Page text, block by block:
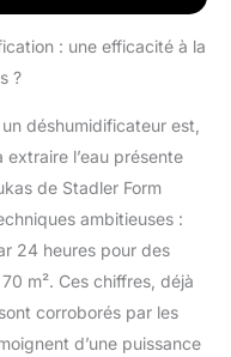
le salon de
LINGE
à sa fonction
de manière
humide en un
ET DISCRET :
inaperçu, il
1 et ses
pour un
reposant
: une efficacité à la
?
déshumidificateur est,
l’eau présente
de Stadler Form
ambitieuses :
24 heures pour des
m². Ces chiffres, déjà
corroborés par les
d’une puissance